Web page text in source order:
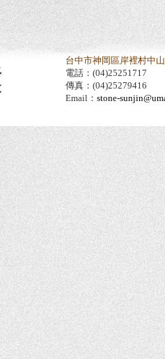
台中市神岡區岸裡村中
電話：(04)25251717
傳真：(04)25279416
Email： stone-